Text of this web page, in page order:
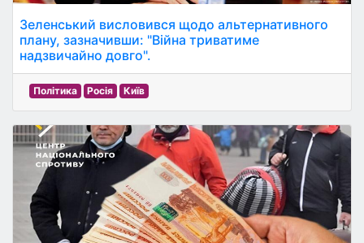
Зеленський висловився щодо альтернативного
плану, зазначивши: "Війна триватиме
надзвичайно довго".
Політика Росія Київ